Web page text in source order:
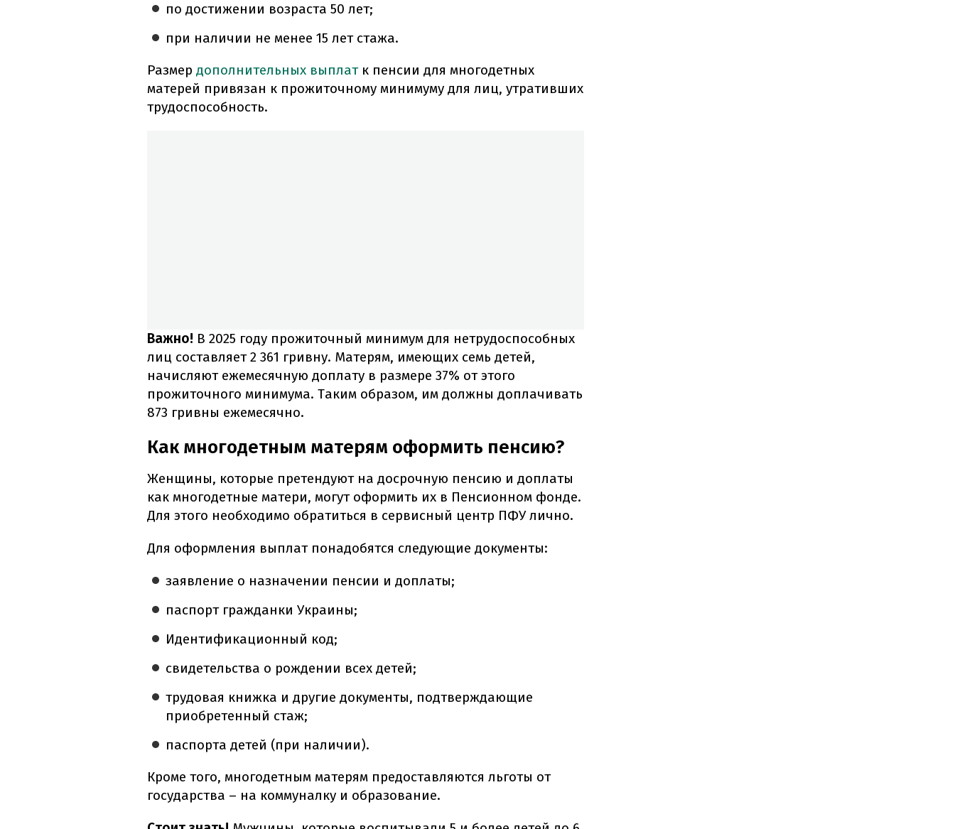
по достижении возраста 50 лет;
при наличии не менее 15 лет стажа.
Размер дополнительных выплатк пенсии для многодетных
матерей привязан к прожиточному минимуму для лиц, утративших
трудоспособность.
Важно! В 2025 году прожиточный минимум для нетрудоспособных
лиц составляет 2 361 гривну. Матерям, имеющих семь детей,
начисляют ежемесячную доплату в размере 37% от этого
прожиточного минимума. Таким образом, им должны доплачивать
873 гривны ежемесячно.
Как многодетным матерям оформить пенсию?
Женщины, которые претендуют на досрочную пенсию и доплаты
как многодетные матери, могут оформить их в Пенсионном фонде.
Для этого необходимо обратиться в сервисный центр ПФУ лично.
Для оформления выплат понадобятся следующие документы:
заявление о назначении пенсии и доплаты;
паспорт гражданки Украины;
Идентификационный код;
свидетельства о рождении всех детей;
трудовая книжка и другие документы, подтверждающие
приобретенный стаж;
паспорта детей (при наличии).
Кроме того, многодетным матерям предоставляются льготы от
государства – на коммуналку и образование.